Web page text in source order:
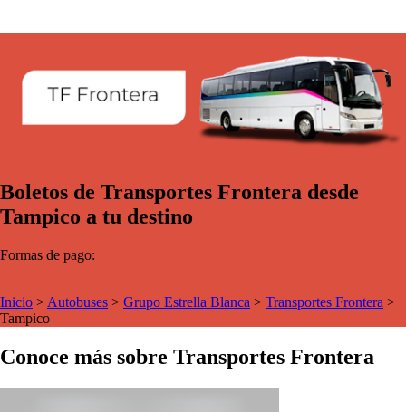
Boletos de Transportes Frontera desde
Tampico a tu destino
Formas de pago:
Inicio > Autobuses > Grupo Estrella Blanca > Transportes Frontera >
Tampico
Conoce más sobre Transportes Frontera